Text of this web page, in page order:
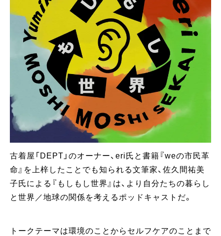
古着屋「DEPT」のオーナー、eri氏と書籍『weの市民革
命』を上梓したことでも知られる文筆家、佐久間祐美
子氏による『もしもし世界』は、より自分たちの暮らし
と世界／地球の関係を考えるポッドキャストだ。
トークテーマは環境のことからセルフケアのことまで